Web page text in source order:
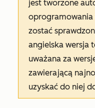
jest tworzone
oprogramowania
zostać
angielska wersja
uważana za
zawierającą
uzyskać do niej